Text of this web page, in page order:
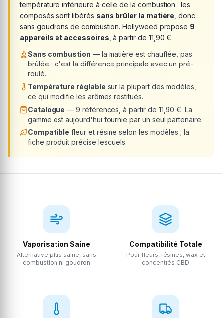
température inférieure à celle de la combustion : les
composés sont libérés sans brûler la matière , donc
sans goudrons de combustion. Hollyweed propose 9
appareils et accessoires , à partir de 11,90 €.
Sans combustion — la matière est chauffée, pas
brûlée : c'est la différence principale avec un pré-
roulé.
Température réglable sur la plupart des modèles,
ce qui modifie les arômes restitués.
Catalogue — 9 références, à partir de 11,90 €. La
gamme est aujourd'hui fournie par un seul partenaire.
Compatible fleur et résine selon les modèles ; la
fiche produit précise lesquels.
Vaporisation Saine
Alternative plus saine, sans
combustion ni goudron
Compatibilité Totale
Pour fleurs, résines, wax et
concentrés CBD